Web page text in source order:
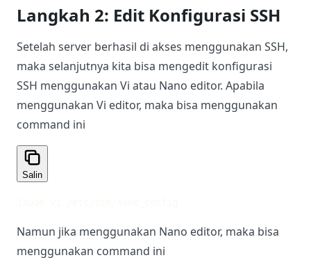
Langkah 2: Edit Konfigurasi SSH
Setelah server berhasil di akses menggunakan SSH,
maka selanjutnya kita bisa mengedit konfigurasi
SSH menggunakan Vi atau Nano editor. Apabila
menggunakan Vi editor, maka bisa menggunakan
command ini
Salin
Namun jika menggunakan Nano editor, maka bisa
menggunakan command ini